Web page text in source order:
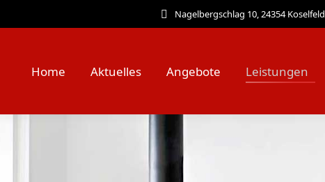
Nagelbergschlag 10, 24354 Koselfeld
Home Aktuelles Angebote Leistungen